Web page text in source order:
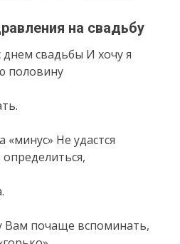
на свадьбу
свадьбы И хочу я
половину
Не удастся
почаще вспоминать,